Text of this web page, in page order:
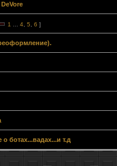
1 4 5 6 ]
ботах...вадах...и т.д